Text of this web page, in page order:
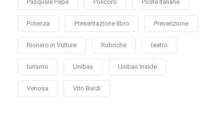
Pasquale Pepe Policoro Poste Italiane
Potenza Presentazione libro Prevenzione
Rionero in Vulture Rubriche teatro
turismo Unibas Unibas Inside
Venosa Vito Bardi